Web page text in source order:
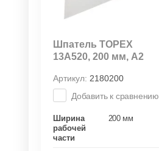
Шпатель TОРЕХ
13A520, 200 мм, А2
Артикул: 2180200
Добавить к сравнению
Ширина
рабочей
части
200 мм